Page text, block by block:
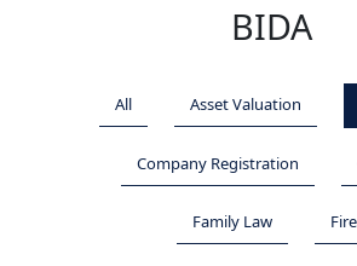
BIDA
All Asset Valuation
Company Registration
Family Law